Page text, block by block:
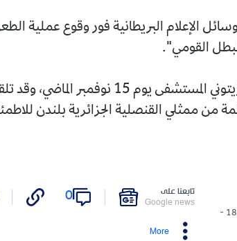
الإعلام البريطانية فور وقوع عملية
القومي".
وغادر سمير زيتوني المستشفى يوم 15
من ممثلي القنصلية الجزائرية بلندن
18/12/2025 -
تابعنا على
Google news
0
More